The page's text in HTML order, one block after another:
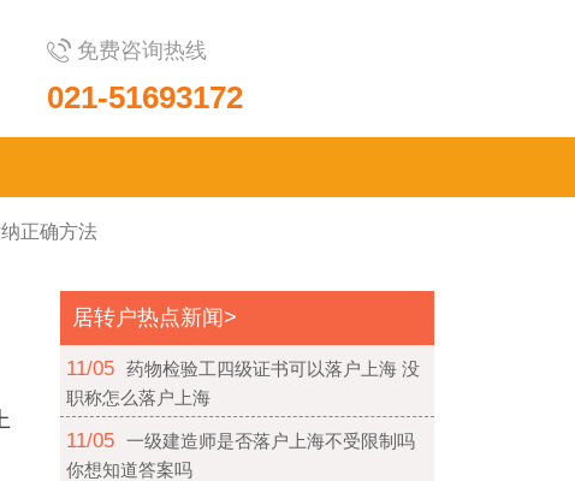
免费咨询热线
021-51693172
正确方法
居转户热点新闻>
11/05 药物检验工四级证书可以落户上海 没
职称怎么落户上海
11/05 一级建造师是否落户上海不受限制吗
你想知道答案吗